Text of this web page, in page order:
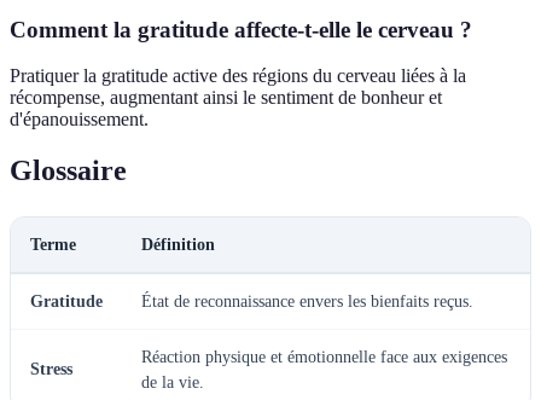
Comment la gratitude affecte-t-elle le cerveau ?
Pratiquer la gratitude active des régions du cerveau liées à la
récompense, augmentant ainsi le sentiment de bonheur et
d'épanouissement.
Glossaire
Terme Définition
Gratitude État de reconnaissance envers les bienfaits reçus.
Stress
Réaction physique et émotionnelle face aux exigences
de la vie.